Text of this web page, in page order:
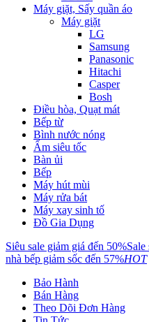
Máy giặt, Sấy quần áo
Máy giặt
LG
Samsung
Panasonic
Hitachi
Casper
Bosh
Điều hòa, Quạt mát
Bếp từ
Bình nước nóng
Ấm siêu tốc
Bàn ủi
Bếp
Máy hút mùi
Máy rửa bát
Máy xay sinh tố
Đồ Gia Dụng
Siêu sale giảm giá đến 50%Sale
nhà bếp giảm sốc đến 57%HOT
Bảo Hành
Bán Hàng
Theo Dõi Đơn Hàng